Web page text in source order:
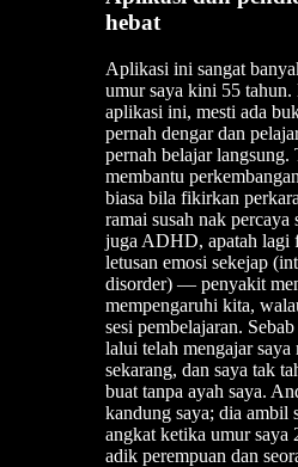
hebat
Aplikasi ini sangat
umur saya kini 55 tahun.
aplikasi ini, mesti ada
pernah dengar dan
pernah belajar
membantu
biasa bila fikirkan
ramai susah nak percaya
juga ADHD, apatah lagi
letusan emosi sekejap
disorder) — penyakit
mempengaruhi kita,
sesi pembelajaran.
lalui telah mengajar
sekarang, dan saya tak
buat tanpa ayah saya.
kandung saya; dia ambil
angkat ketika umur saya
adik perempuan dan